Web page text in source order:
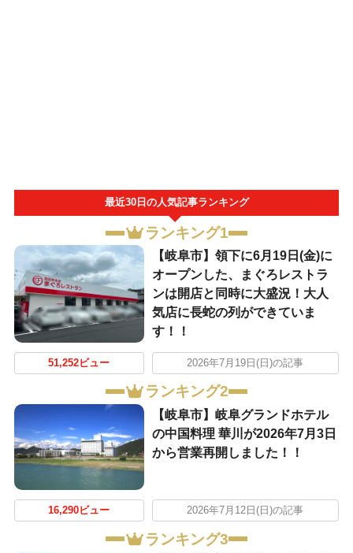
最近30日の人気記事ランキング
ランキング1
【岐阜市】領下に6月19日(金)に
オープンした、まぐろレストラ
ンは開店と同時に大盛況！大人
気店に長蛇の列ができていま
す！！
51,252ビュー 2026年7月19日(日)の記事
ランキング2
【岐阜市】岐阜グランドホテル
の中国料理 華川が2026年7月3日
から営業再開しました！！
16,290ビュー 2026年7月12日(日)の記事
ランキング3